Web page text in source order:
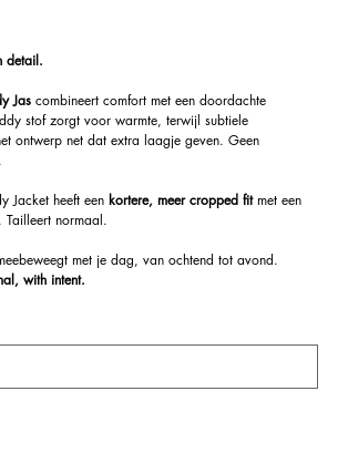
detail.
Jascombineert comfort met een doordachte
stof zorgt voor warmte, terwijl subtiele
ontwerp net dat extra laagje geven. Geen
Jacket heeft een kortere, meer cropped fitmet een
normaal.
met je dag, van ochtend tot avond.
with intent.